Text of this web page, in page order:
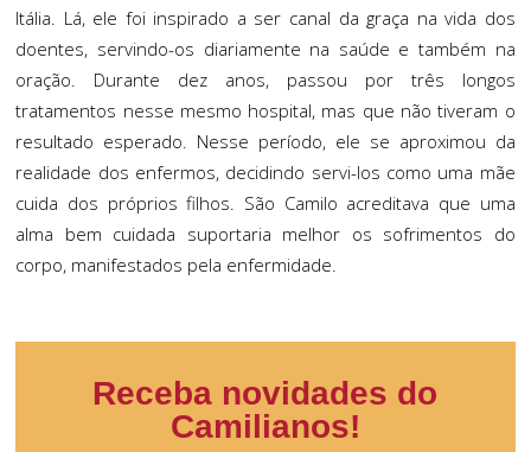
Itália. Lá, ele foi inspirado a ser canal da graça na vida dos
doentes, servindo-os diariamente na saúde e também na
oração. Durante dez anos, passou por três longos
tratamentos nesse mesmo hospital, mas que não tiveram o
resultado esperado. Nesse período, ele se aproximou da
realidade dos enfermos, decidindo servi-los como uma mãe
cuida dos próprios filhos. São Camilo acreditava que uma
alma bem cuidada suportaria melhor os sofrimentos do
corpo, manifestados pela enfermidade.
Receba novidades do
Camilianos!